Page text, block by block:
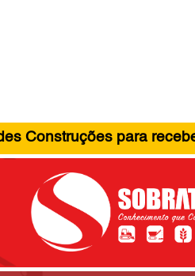
Construções para